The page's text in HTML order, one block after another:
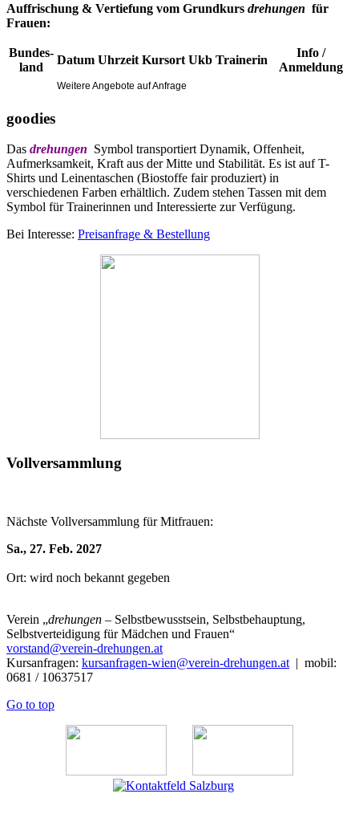
Auffrischung & Vertiefung vom Grundkurs drehungen für
Frauen:
Bundes-
land
Datum Uhrzeit Kursort Ukb Trainerin
Info /
Anmeldung
Weitere Angebote auf Anfrage
goodies
Das drehungen Symbol transportiert Dynamik, Offenheit,
Aufmerksamkeit, Kraft aus der Mitte und Stabilität. Es ist auf T-
Shirts und Leinentaschen (Biostoffe fair produziert) in
verschiedenen Farben erhältlich. Zudem stehen Tassen mit dem
Symbol für Trainerinnen und Interessierte zur Verfügung.
Bei Interesse: Preisanfrage & Bestellung
Vollversammlung
Nächste Vollversammlung für Mitfrauen:
Sa., 27. Feb. 2027
Ort: wird noch bekannt gegeben
Verein „drehungen – Selbstbewusstsein, Selbstbehauptung,
Selbstverteidigung für Mädchen und Frauen“
vorstand@verein-drehungen.at
Kursanfragen: kursanfragen-wien@verein-drehungen.at | mobil:
0681 / 10637517
Go to top